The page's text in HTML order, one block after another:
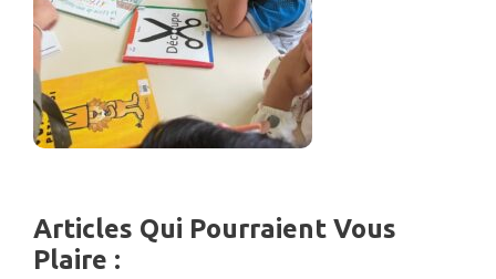
Articles Qui Pourraient Vous
Plaire :